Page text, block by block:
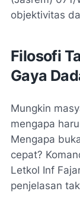
objektivitas
Filosofi
Gaya
Mungkin
mengapa
Mengapa
cepat?
Letkol Inf
penjelasan